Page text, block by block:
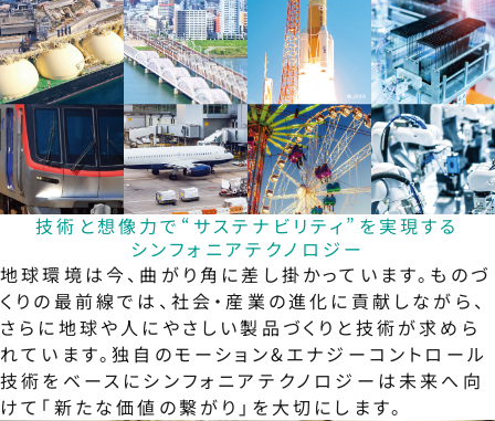
技術と想像力で“サステナビリティ”を実現する
シンフォニアテクノロジー
地球環境は今、曲がり角に差し掛かっています。ものづ
くりの最前線では、社会・産業の進化に貢献しながら、
さらに地球や人にやさしい製品づくりと技術が求めら
れています。独自のモーション&エナジーコントロール
技術をベースにシンフォニアテクノロジーは未来へ向
けて「新たな価値の繋がり」を大切にします。